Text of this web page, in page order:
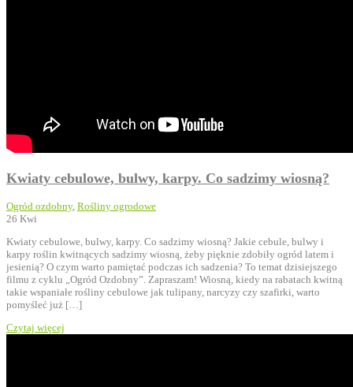
Kwiaty cebulowe, bulwy, karpy. Co sadzimy wiosną?
Ogród ozdobny, Rośliny ogrodowe
26 Kwi
Kwiaty cebulowe, bulwy, karpy. Co sadzimy wiosną? Jakie cebule, bulwy i
karpy roślin kwitnących sadzimy wiosną, żeby pięknie zdobiły ogród latem i
jesienią? O czym warto pamiętać podczas ich sadzenia? To temat dzisiejszego
filmu z cyklu „Ogród Ozdobny”. Zapraszam! Wiosną, kiedy na rabatach kwitną
takie wspaniałe rośliny cebulowe jak tulipany, narcyzy czy szafirki, warto
pomyśleć już […]
Czytaj więcej